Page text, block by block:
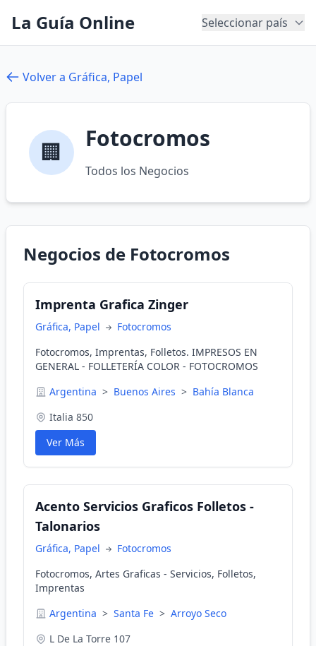
La Guía Online Seleccionar país
Volver a Gráfica, Papel
🏢 Fotocromos
Todos los Negocios
Negocios de Fotocromos
Imprenta Grafica Zinger
Gráfica, Papel
Fotocromos
Fotocromos, Imprentas, Folletos. IMPRESOS EN
GENERAL - FOLLETERÍA COLOR - FOTOCROMOS
Argentina > Buenos Aires > Bahía Blanca
Italia 850
Ver Más
Acento Servicios Graficos Folletos -
Talonarios
Gráfica, Papel
Fotocromos
Fotocromos, Artes Graficas - Servicios, Folletos,
Imprentas
Argentina > Santa Fe > Arroyo Seco
L De La Torre 107